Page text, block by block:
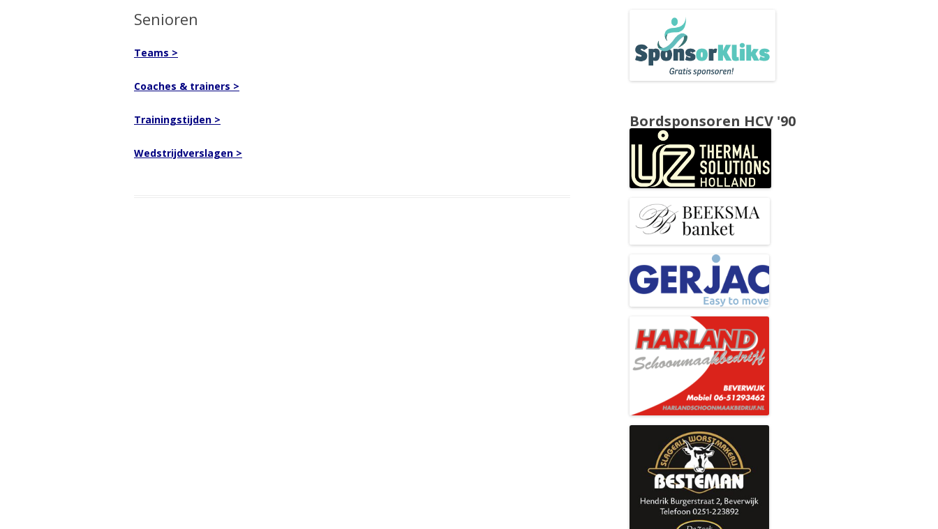
Senioren
Teams >
Coaches & trainers >
Trainingstijden >
Wedstrijdverslagen >
Bordsponsoren HCV '90